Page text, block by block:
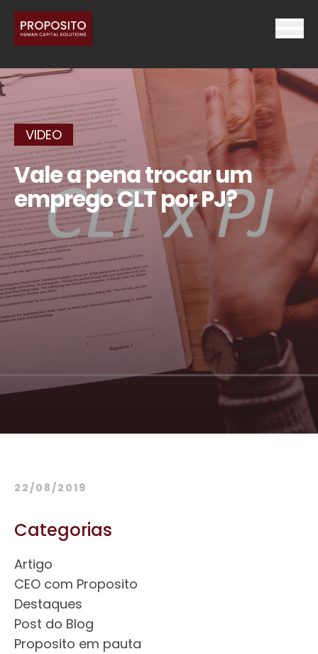
VIDEO
Vale a pena trocar um
emprego CLT por PJ?
22/08/2019
Categorias
Artigo
CEO com Proposito
Destaques
Post do Blog
Proposito em pauta